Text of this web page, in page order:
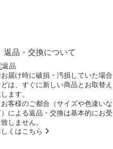
返品・交換について
お届け時に破損・汚損していた場合
どは、すぐに新しい商品とお取替え
ます。
客様のご都合（サイズや色違いな
）による返品・交換は基本的にお受
しません。
くはこちら